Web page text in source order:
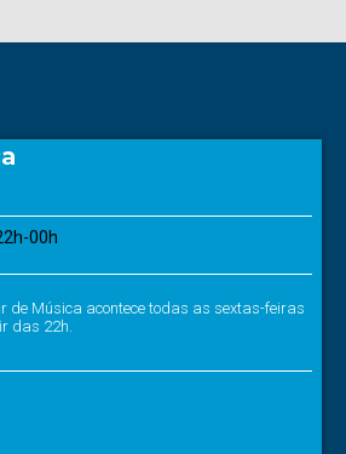
00h
de Música acontece todas as sextas-feiras
das 22h.